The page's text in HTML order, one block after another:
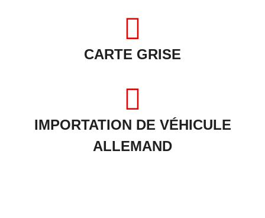
CARTE GRISE
IMPORTATION DE VÉHICULE
ALLEMAND